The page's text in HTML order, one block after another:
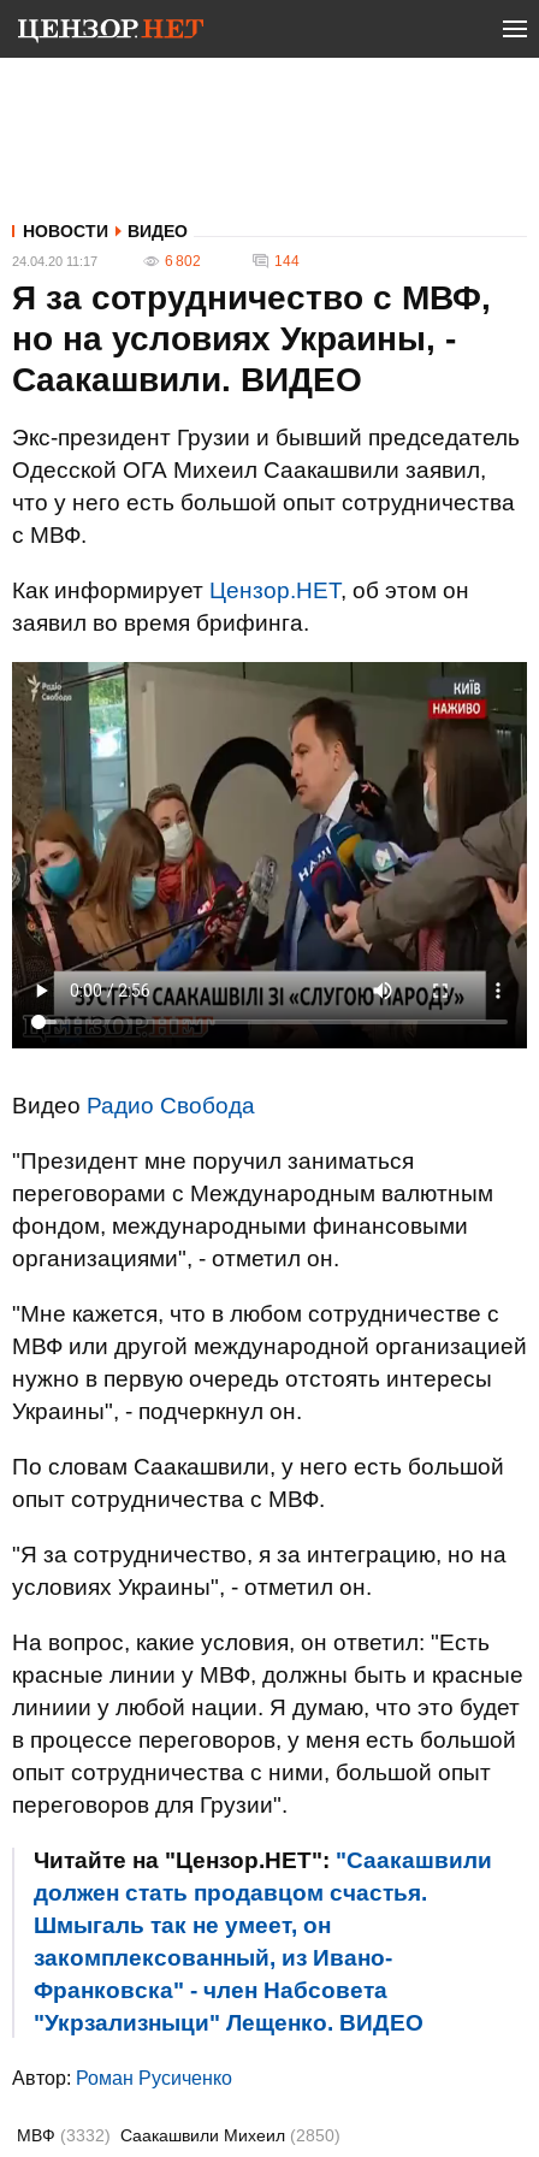
НОВОСТИ ВИДЕО
24.04.20 11:17 6 802 144
Я за сотрудничество с МВФ,
но на условиях Украины, -
Саакашвили. ВИДЕО
Экс-президент Грузии и бывший председатель
Одесской ОГА Михеил Саакашвили заявил,
что у него есть большой опыт сотрудничества
с МВФ.
Как информирует Цензор.НЕТ, об этом он
заявил во время брифинга.
Видео Радио Свобода
"Президент мне поручил заниматься
переговорами с Международным валютным
фондом, международными финансовыми
организациями", - отметил он.
"Мне кажется, что в любом сотрудничестве с
МВФ или другой международной организацией
нужно в первую очередь отстоять интересы
Украины", - подчеркнул он.
По словам Саакашвили, у него есть большой
опыт сотрудничества с МВФ.
"Я за сотрудничество, я за интеграцию, но на
условиях Украины", - отметил он.
На вопрос, какие условия, он ответил: "Есть
красные линии у МВФ, должны быть и красные
линиии у любой нации. Я думаю, что это будет
в процессе переговоров, у меня есть большой
опыт сотрудничества с ними, большой опыт
переговоров для Грузии".
Читайте на "Цензор.НЕТ": "Саакашвили
должен стать продавцом счастья.
Шмыгаль так не умеет, он
закомплексованный, из Ивано-
Франковска" - член Набсовета
"Укрзализныци" Лещенко. ВИДЕО
Автор: Роман Русиченко
МВФ (3332) Саакашвили Михеил (2850)